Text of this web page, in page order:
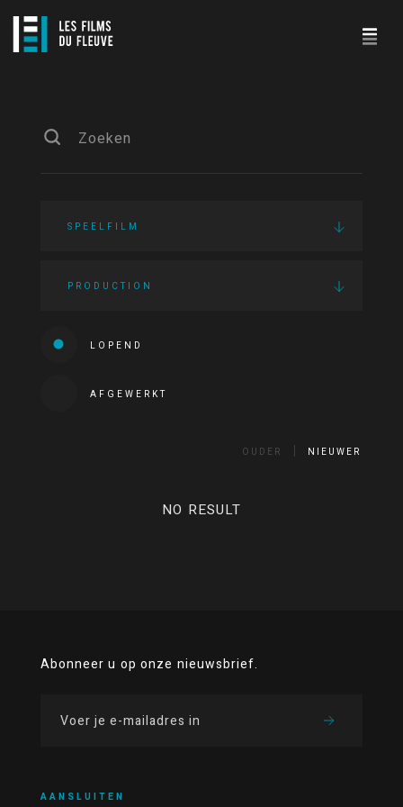
SPEELFILM
PRODUCTION
LOPEND
AFGEWERKT
OUDER NIEUWER
NO RESULT
Abonneer u op onze nieuwsbrief.
AANSLUITEN